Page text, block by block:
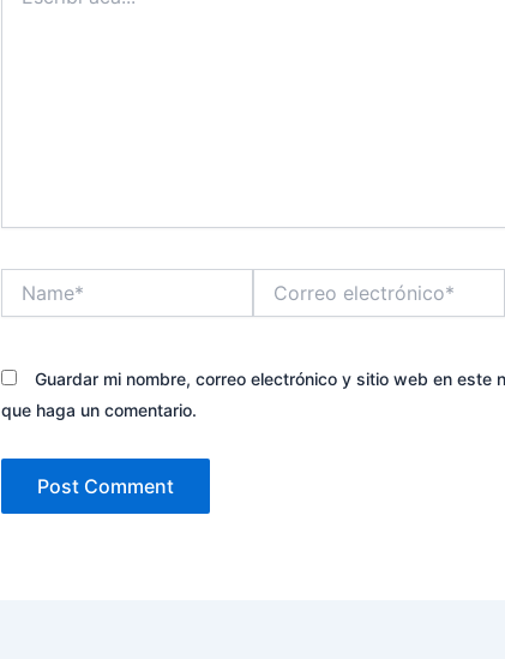
electrónico*
Guardar mi nombre, correo electrónico y sitio web en este
que haga un comentario.